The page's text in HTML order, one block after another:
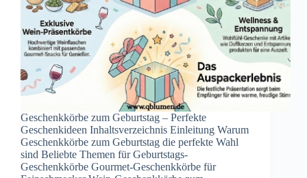
Geschenkkörbe zum Geburtstag – Perfekte
Geschenkideen Inhaltsverzeichnis Einleitung Warum
Geschenkkörbe zum Geburtstag die perfekte Wahl
sind Beliebte Themen für Geburtstags-
Geschenkkörbe Gourmet-Geschenkkörbe für